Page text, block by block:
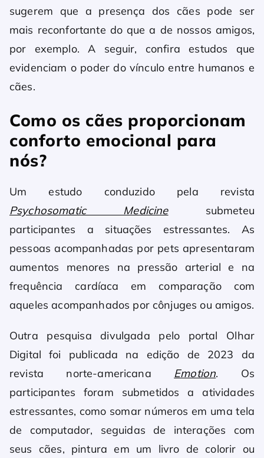
sugerem que a presença dos cães pode ser
mais reconfortante do que a de nossos amigos,
por exemplo. A seguir, confira estudos que
evidenciam o poder do vínculo entre humanos e
cães.
Como os cães proporcionam
conforto emocional para
nós?
Um estudo conduzido pela revista
Psychosomatic Medicinesubmeteu
participantes a situações estressantes. As
pessoas acompanhadas por pets apresentaram
aumentos menores na pressão arterial e na
frequência cardíaca em comparação com
aqueles acompanhados por cônjuges ou amigos.
Outra pesquisa divulgada pelo portal Olhar
Digital foi publicada na edição de 2023 da
revista norte-americana Emotion. Os
participantes foram submetidos a atividades
estressantes, como somar números em uma tela
de computador, seguidas de interações com
seus cães, pintura em um livro de colorir ou